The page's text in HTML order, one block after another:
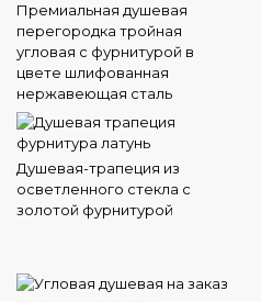
Премиальная душевая
перегородка тройная
угловая с фурнитурой в
цвете шлифованная
нержавеющая сталь
Душевая-трапеция из
осветленного стекла с
золотой фурнитурой